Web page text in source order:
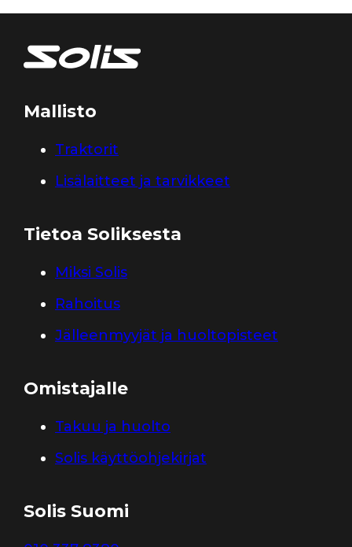
Mallisto
Traktorit
Lisälaitteet ja tarvikkeet
Tietoa Soliksesta
Miksi Solis
Rahoitus
Jälleenmyyjät ja huoltopisteet
Omistajalle
Takuu ja huolto
Solis käyttöohjekirjat
Solis Suomi